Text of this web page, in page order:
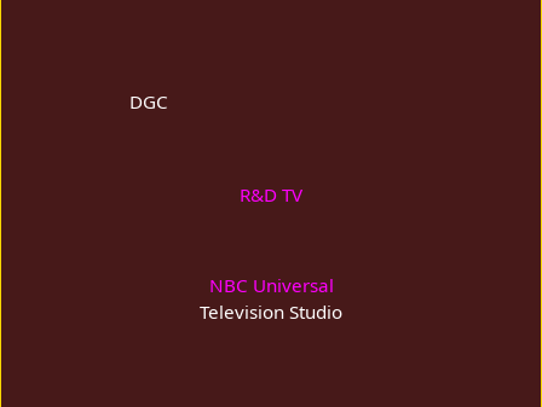
DGC
R&D TV
NBC Universal
Television Studio